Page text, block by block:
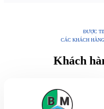
ĐƯỢC
CÁC KHÁCH
Khách